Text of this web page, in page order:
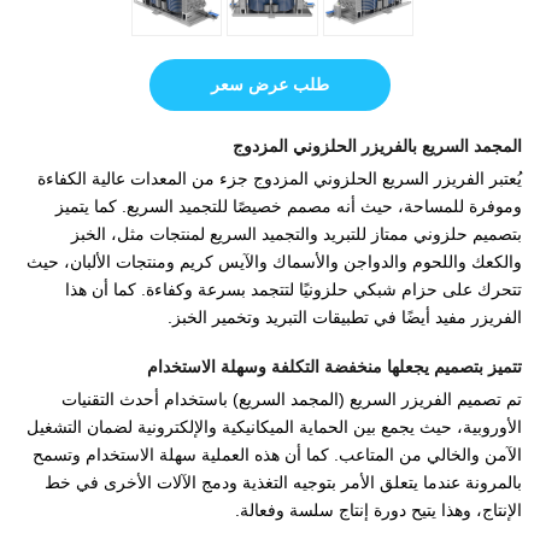
طلب عرض سعر
المجمد السريع بالفريزر الحلزوني المزدوج
يُعتبر الفريزر السريع الحلزوني المزدوج جزء من المعدات عالية الكفاءة
وموفرة للمساحة، حيث أنه مصمم خصيصًا للتجميد السريع. كما يتميز
بتصميم حلزوني ممتاز للتبريد والتجميد السريع لمنتجات مثل، الخبز
والكعك واللحوم والدواجن والأسماك والآيس كريم ومنتجات الألبان، حيث
تتحرك على حزام شبكي حلزونيًا لتتجمد بسرعة وكفاءة. كما أن هذا
الفريزر مفيد أيضًا في تطبيقات التبريد وتخمير الخبز.
تتميز بتصميم يجعلها منخفضة التكلفة وسهلة الاستخدام
تم تصميم الفريزر السريع (المجمد السريع) باستخدام أحدث التقنيات
الأوروبية، حيث يجمع بين الحماية الميكانيكية والإلكترونية لضمان التشغيل
الآمن والخالي من المتاعب. كما أن هذه العملية سهلة الاستخدام وتسمح
بالمرونة عندما يتعلق الأمر بتوجيه التغذية ودمج الآلات الأخرى في خط
الإنتاج، وهذا يتيح دورة إنتاج سلسة وفعالة.